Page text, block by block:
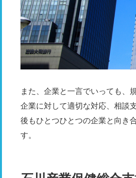
また、企業と一言でいっても、
企業に対して適切な対応、相談
後もひとつひとつの企業と向き
す。